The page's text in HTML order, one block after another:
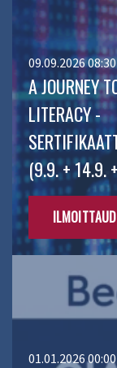
09.09.2026
A JOURNEY
LITERACY -
(9.9. + 14.9.
01.01.2026